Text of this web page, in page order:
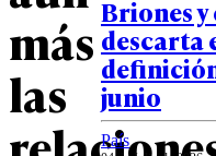
más
las
Briones
descarta
junio
País